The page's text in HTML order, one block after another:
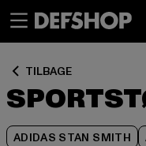
TILBAGE
ADIDAS STAN SMITH